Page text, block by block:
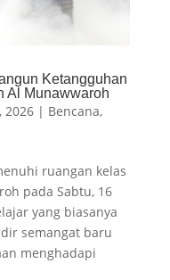
Ketangguhan
Al Munawwaroh
2026| Bencana,
ruangan kelas
pada Sabtu, 16
yang biasanya
semangat baru
menghadapi